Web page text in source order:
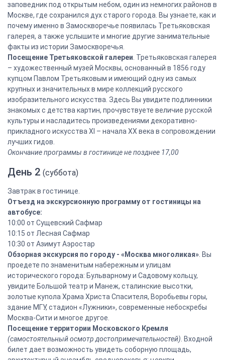
заповедник под открытым небом, один из немногих районов в
Москве, где сохранился дух старого города. Вы узнаете, как и
почему именно в Замоскворечье появилась Третьяковская
галерея, а также услышите и многие другие занимательные
факты из истории Замоскворечья.
Посещение Третьяковской галереи . Третьяковская галерея
– художественный музей Москвы, основанный в 1856 году
купцом Павлом Третьяковым и имеющий одну из самых
крупных и значительных в мире коллекций русского
изобразительного искусства. Здесь Вы увидите подлинники
знакомых с детства картин, прочувствуете величие русской
культуры и насладитесь произведениями декоративно-
прикладного искусства XI – начала XX века в сопровождении
лучших гидов.
Окончание программы в гостинице не позднее 17,00
День 2 (суббота)
Завтрак в гостинице.
Отъезд на экскурсионную программу от гостиницы на
автобусе:
10:00 от Сущевский Сафмар
10:15 от Лесная Сафмар
10:30 от Азимут Аэростар
Обзорная экскурсия по городу - «Москва многоликая» . Вы
проедете по знаменитым набережным и улицам
исторического города: Бульварному и Садовому кольцу,
увидите Большой театр и Манеж, сталинские высотки,
золотые купола Храма Христа Спасителя, Воробьевы горы,
здание МГУ, стадион «Лужники», современные небоскребы
Москва-Сити и многое другое.
Посещение территории Московского Кремля
(самостоятельный осмотр достопримечательностей) . Входной
билет дает возможность увидеть соборную площадь,